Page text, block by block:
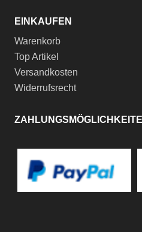
EINKAUFEN
Warenkorb
Top Artikel
Versandkosten
Widerrufsrecht